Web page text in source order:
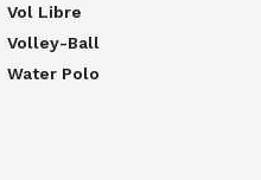
Vol Libre
Volley-Ball
Water Polo